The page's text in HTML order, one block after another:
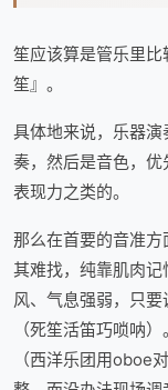
笙应该算是管乐里
笙』。
具体地来说，乐器
奏，然后是音色，优
表现力之类的。
那么在首要的音准
其难找，纯靠肌肉
风、气息强弱，只
（死笙活笛巧唢呐
（西洋乐团用oboe